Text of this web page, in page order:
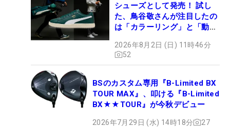
シューズとして発売！ 試し
た、鳥谷敬さんが注目したの
は「カラーリング」と「動き
2026年8月2日 (日) 11時46分
52
BSのカスタム専用『B-Limited BX
TOUR MAX』、叩ける『B-Limited
BX★★TOUR』が今秋デビュー
2026年7月29日 (水) 14時18分 27